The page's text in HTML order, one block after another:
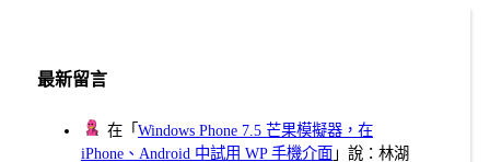
最新留言
在「Windows Phone 7.5 芒果模擬器，在
iPhone、Android 中試用 WP 手機介面 」說：林湖